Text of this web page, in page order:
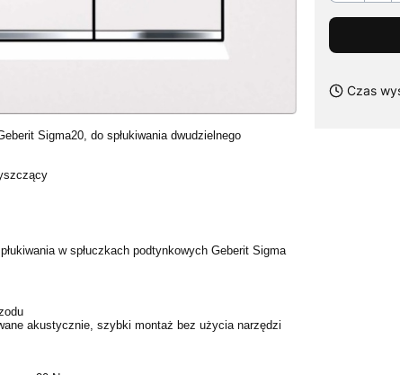
Czas
Sigma20, do spłukiwania dwudzielnego
w spłuczkach podtynkowych Geberit Sigma
akustycznie, szybki montaż bez użycia narzędzi